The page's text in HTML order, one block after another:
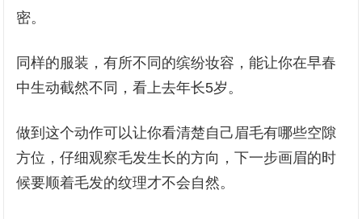
密。
同样的服装，有所不同的缤纷妆容，能让你在早春
中生动截然不同，看上去年长5岁。
做到这个动作可以让你看清楚自己眉毛有哪些空隙
方位，仔细观察毛发生长的方向，下一步画眉的时
候要顺着毛发的纹理才不会自然。